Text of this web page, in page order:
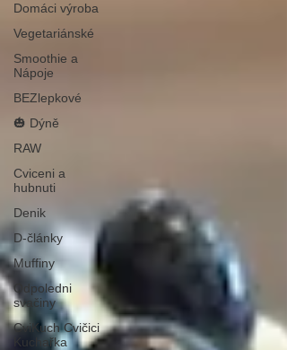
Domáci výroba
Vegetariánské
Smoothie a
Nápoje
BEZlepkové
🎃 Dýně
RAW
Cviceni a
hubnuti
Denik
D-články
Muffiny
Odpoledni
svačiny
CviKuch Cvičici
Kuchařka